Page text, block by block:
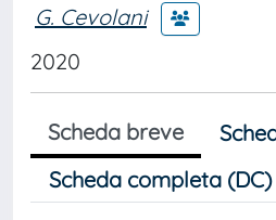
G. Cevolani
2020
Scheda breve
Scheda completa (DC)